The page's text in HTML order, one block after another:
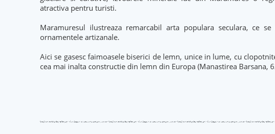
atractiva pentru turisti.
Maramuresul ilustreaza remarcabil arta populara seculara, ce
ornamentele artizanale.
Aici se gasesc faimoasele biserici de lemn, unice in lume, cu
cea mai inalta constructie din lemn din Europa (Manastirea